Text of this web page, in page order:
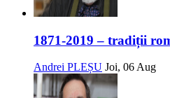
1871-2019 – tradiții
Andrei PLEȘU Joi, 06 Aug